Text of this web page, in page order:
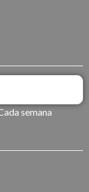
semana